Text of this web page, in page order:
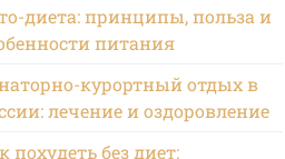
диета: принципы, польза и
питания
курортный отдых в
лечение и оздоровление
похудеть без диет: